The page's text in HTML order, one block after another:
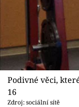
Podivné věci,
16
Zdroj: sociální sítě